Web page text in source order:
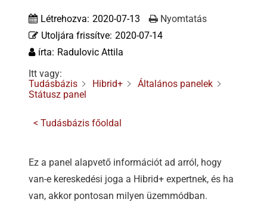
Adósegéd
Létrehozva: 2020-07-13
Utoljára frissítve: 2020-07-14
írta: Radulovic Attila
Nyomtatás
Itt vagy:
Tudásbázis
Hibrid+
Általános panelek
Státusz panel
< Tudásbázis főoldal
Ez a panel alapvető információt ad arról, hogy
van-e kereskedési joga a Hibrid+ expertnek, és ha
van, akkor pontosan milyen üzemmódban.